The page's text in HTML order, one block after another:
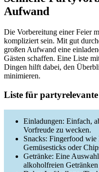
Aufwand
Die Vorbereitung einer Feier
kompliziert sein. Mit gut
großen Aufwand eine
Gästen schaffen. Eine Liste
Dingen hilft dabei, den
minimieren.
Liste für
Einladungen: Einfach,
Vorfreude zu wecken.
Snacks: Fingerfood
Gemüsesticks oder
Getränke: Eine
alkoholfreien